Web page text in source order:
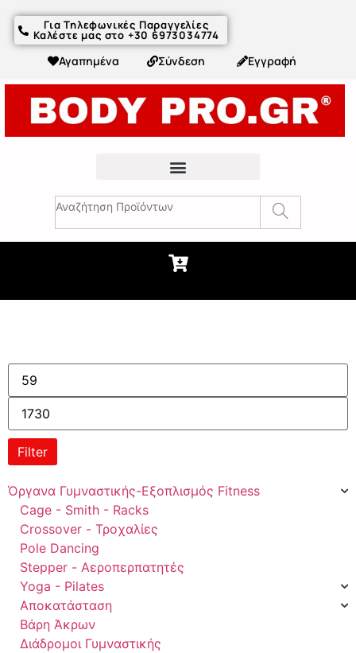
Για Τηλεφωνικές Παραγγελίες
Καλέστε μας στο +30 6973034774
Αγαπημένα Σύνδεση Εγγραφή
Filter
Όργανα Γυμναστικής-Εξοπλισμός Fitness
Cage - Smith - Racks
Crossover - Τροχαλίες
Pole Dancing
Stepper - Αεροπερπατητές
Yoga - Pilates
Αποκατάσταση
Βάρη Άκρων
Διάδρομοι Γυμναστικής